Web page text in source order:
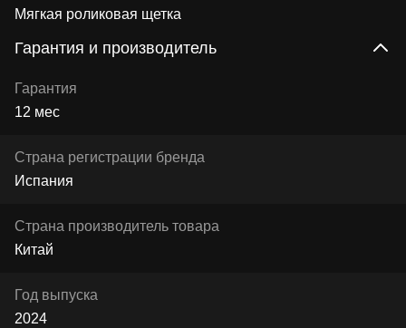
Мягкая роликовая щетка
Гарантия и производитель
Гарантия
12 мес
Страна регистрации бренда
Испания
Страна производитель товара
Китай
Год выпуска
2024